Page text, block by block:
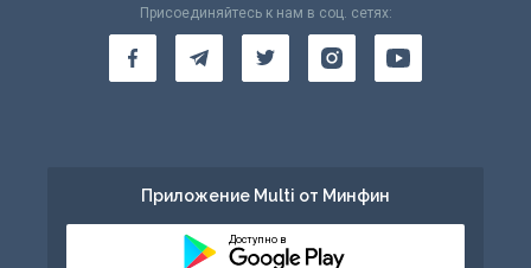
Присоединяйтесь к нам в соц. сетях:
Приложение Multi от Минфин
Доступно в